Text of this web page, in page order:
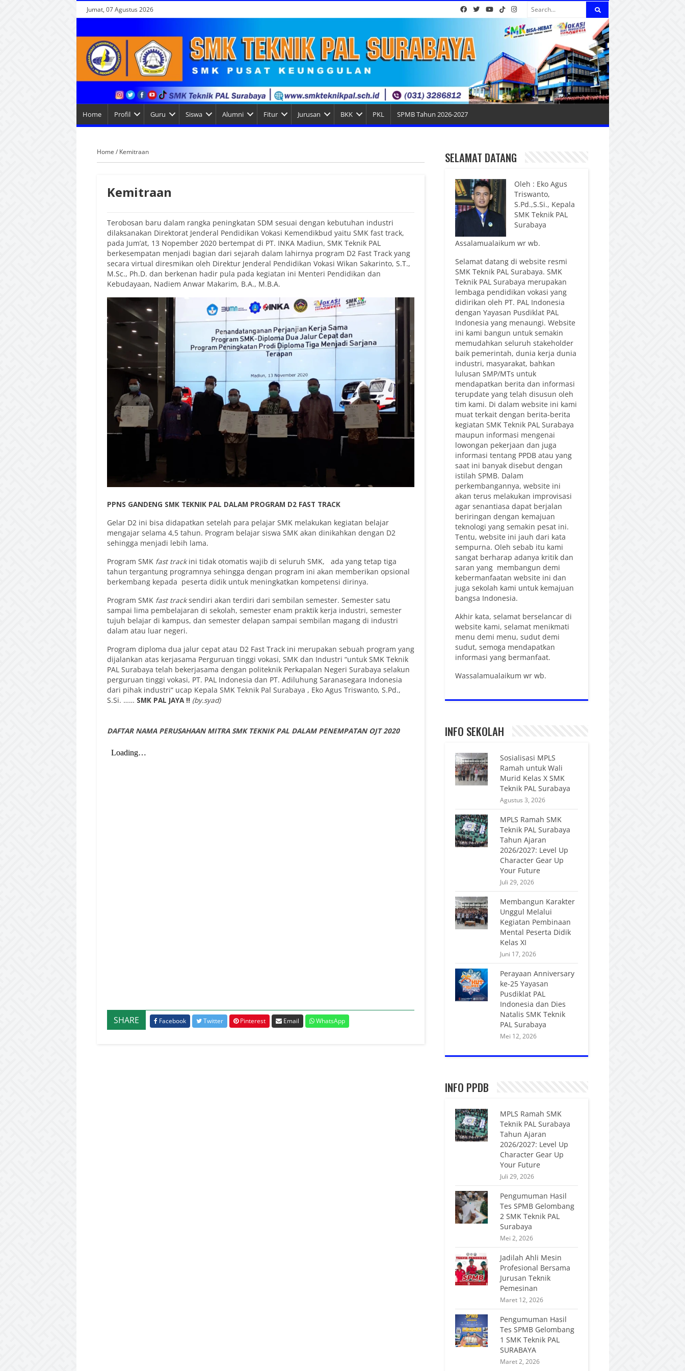
Jumat, 07 Agustus 2026
Home Profil Guru Siswa Alumni Fitur Jurusan BKK PKL SPMB Tahun 2026-2027
Home / Kemitraan
Kemitraan
Terobosan baru dalam rangka peningkatan SDM sesuai dengan kebutuhan industri
dilaksanakan Direktorat Jenderal Pendidikan Vokasi Kemendikbud yaitu SMK fast track,
pada Jum’at, 13 Nopember 2020 bertempat di PT. INKA Madiun, SMK Teknik PAL
berkesempatan menjadi bagian dari sejarah dalam lahirnya program D2 Fast Track yang
secara virtual diresmikan oleh Direktur Jenderal Pendidikan Vokasi Wikan Sakarinto, S.T.,
M.Sc., Ph.D. dan berkenan hadir pula pada kegiatan ini Menteri Pendidikan dan
Kebudayaan, Nadiem Anwar Makarim, B.A., M.B.A.
PPNS GANDENG SMK TEKNIK PAL DALAM PROGRAM D2 FAST TRACK
Gelar D2 ini bisa didapatkan setelah para pelajar SMK melakukan kegiatan belajar
mengajar selama 4,5 tahun. Program belajar siswa SMK akan dinikahkan dengan D2
sehingga menjadi lebih lama.
Program SMK fast trackini tidak otomatis wajib di seluruh SMK, ada yang tetap tiga
tahun tergantung programnya sehingga dengan program ini akan memberikan opsional
berkembang kepada peserta didik untuk meningkatkan kompetensi dirinya.
Program SMK fast tracksendiri akan terdiri dari sembilan semester. Semester satu
sampai lima pembelajaran di sekolah, semester enam praktik kerja industri, semester
tujuh belajar di kampus, dan semester delapan sampai sembilan magang di industri
dalam atau luar negeri.
Program diploma dua jalur cepat atau D2 Fast Track ini merupakan sebuah program yang
dijalankan atas kerjasama Perguruan tinggi vokasi, SMK dan Industri “untuk SMK Teknik
PAL Surabaya telah bekerjasama dengan politeknik Perkapalan Negeri Surabaya selakun
perguruan tinggi vokasi, PT. PAL Indonesia dan PT. Adiluhung Saranasegara Indonesia
dari pihak industri“ ucap Kepala SMK Teknik Pal Surabaya , Eko Agus Triswanto, S.Pd.,
S.Si. …… SMK PAL JAYA !! (by.syad)
DAFTAR NAMA PERUSAHAAN MITRA SMK TEKNIK PAL DALAM PENEMPATAN OJT 2020
SHARE Facebook Twitter Pinterest Email WhatsApp
SELAMAT DATANG
Oleh : Eko Agus
Triswanto,
S.Pd.,S.Si., Kepala
SMK Teknik PAL
Surabaya
Assalamualaikum wr wb.
Selamat datang di website resmi
SMK Teknik PAL Surabaya. SMK
Teknik PAL Surabaya merupakan
lembaga pendidikan vokasi yang
didirikan oleh PT. PAL Indonesia
dengan Yayasan Pusdiklat PAL
Indonesia yang menaungi. Website
ini kami bangun untuk semakin
memudahkan seluruh stakeholder
baik pemerintah, dunia kerja dunia
industri, masyarakat, bahkan
lulusan SMP/MTs untuk
mendapatkan berita dan informasi
terupdate yang telah disusun oleh
tim kami. Di dalam website ini kami
muat terkait dengan berita-berita
kegiatan SMK Teknik PAL Surabaya
maupun informasi mengenai
lowongan pekerjaan dan juga
informasi tentang PPDB atau yang
saat ini banyak disebut dengan
istilah SPMB. Dalam
perkembangannya, website ini
akan terus melakukan improvisasi
agar senantiasa dapat berjalan
beriringan dengan kemajuan
teknologi yang semakin pesat ini.
Tentu, website ini jauh dari kata
sempurna. Oleh sebab itu kami
sangat berharap adanya kritik dan
saran yang membangun demi
kebermanfaatan website ini dan
juga sekolah kami untuk kemajuan
bangsa Indonesia.
Akhir kata, selamat berselancar di
website kami, selamat menikmati
menu demi menu, sudut demi
sudut, semoga mendapatkan
informasi yang bermanfaat.
Wassalamualaikum wr wb.
INFO SEKOLAH
Sosialisasi MPLS
Ramah untuk Wali
Murid Kelas X SMK
Teknik PAL Surabaya
Agustus 3, 2026
MPLS Ramah SMK
Teknik PAL Surabaya
Tahun Ajaran
2026/2027: Level Up
Character Gear Up
Your Future
Juli 29, 2026
Membangun Karakter
Unggul Melalui
Kegiatan Pembinaan
Mental Peserta Didik
Kelas XI
Juni 17, 2026
Perayaan Anniversary
ke-25 Yayasan
Pusdiklat PAL
Indonesia dan Dies
Natalis SMK Teknik
PAL Surabaya
Mei 12, 2026
INFO PPDB
MPLS Ramah SMK
Teknik PAL Surabaya
Tahun Ajaran
2026/2027: Level Up
Character Gear Up
Your Future
Juli 29, 2026
Pengumuman Hasil
Tes SPMB Gelombang
2 SMK Teknik PAL
Surabaya
Mei 2, 2026
Jadilah Ahli Mesin
Profesional Bersama
Jurusan Teknik
Pemesinan
Maret 12, 2026
Pengumuman Hasil
Tes SPMB Gelombang
1 SMK Teknik PAL
SURABAYA
Maret 2, 2026